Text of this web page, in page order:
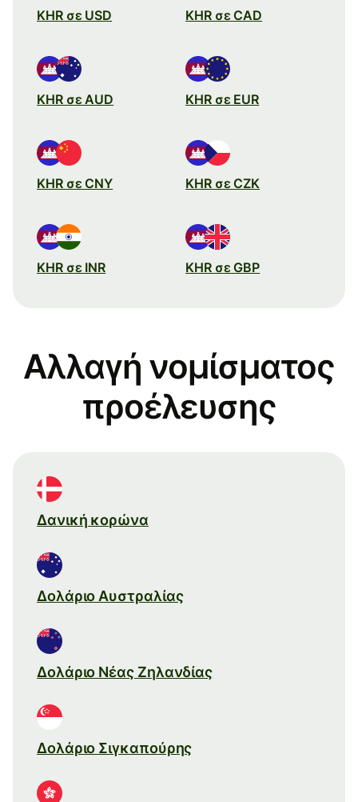
KHR σε USD KHR σε CAD
KHR σε AUD KHR σε EUR
KHR σε CNY KHR σε CZK
KHR σε INR KHR σε GBP
Αλλαγή νομίσματος
προέλευσης
Δανική κορώνα
Δολάριο Αυστραλίας
Δολάριο Νέας Ζηλανδίας
Δολάριο Σιγκαπούρης